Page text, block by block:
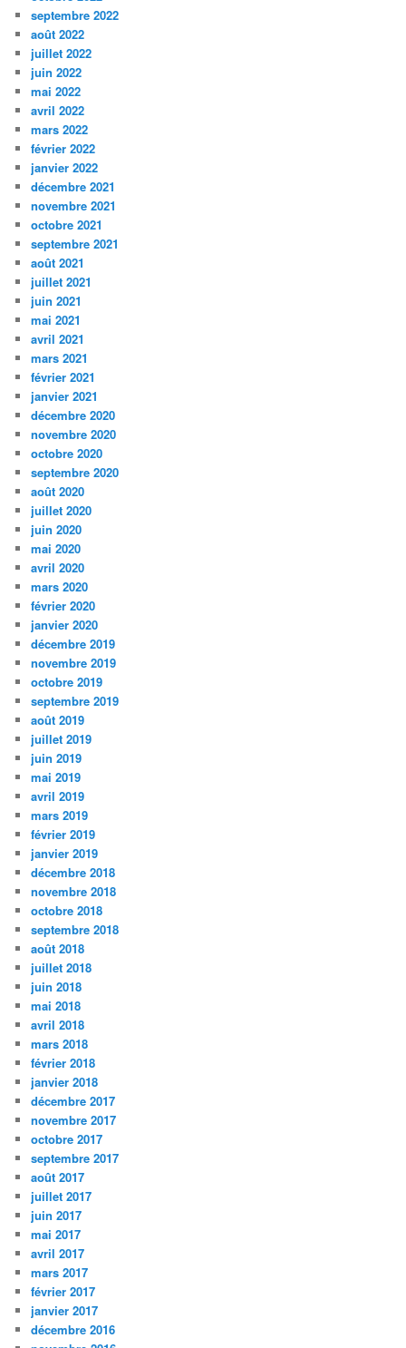
septembre 2022
août 2022
juillet 2022
juin 2022
mai 2022
avril 2022
mars 2022
février 2022
janvier 2022
décembre 2021
novembre 2021
octobre 2021
septembre 2021
août 2021
juillet 2021
juin 2021
mai 2021
avril 2021
mars 2021
février 2021
janvier 2021
décembre 2020
novembre 2020
octobre 2020
septembre 2020
août 2020
juillet 2020
juin 2020
mai 2020
avril 2020
mars 2020
février 2020
janvier 2020
décembre 2019
novembre 2019
octobre 2019
septembre 2019
août 2019
juillet 2019
juin 2019
mai 2019
avril 2019
mars 2019
février 2019
janvier 2019
décembre 2018
novembre 2018
octobre 2018
septembre 2018
août 2018
juillet 2018
juin 2018
mai 2018
avril 2018
mars 2018
février 2018
janvier 2018
décembre 2017
novembre 2017
octobre 2017
septembre 2017
août 2017
juillet 2017
juin 2017
mai 2017
avril 2017
mars 2017
février 2017
janvier 2017
décembre 2016